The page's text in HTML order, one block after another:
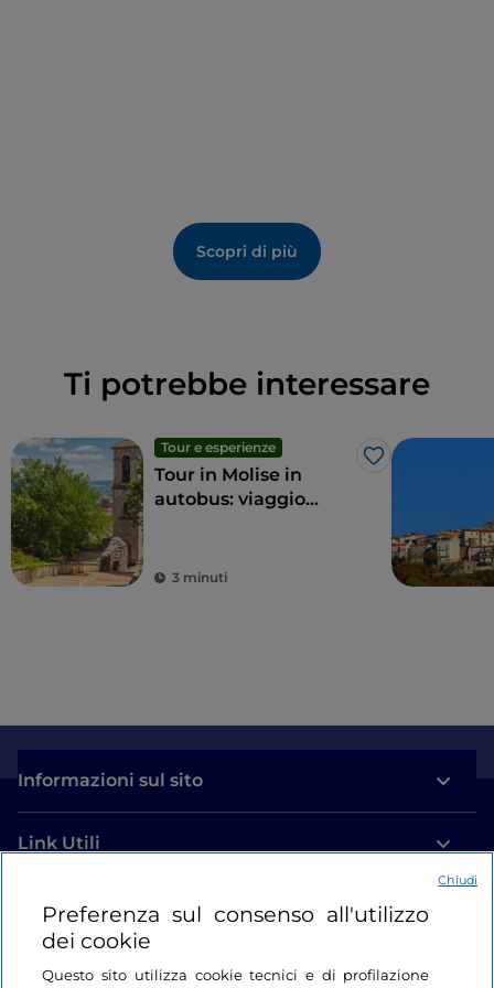
Scopri di più
Ti potrebbe interessare
Tour e esperienze
Like
Tour in Molise in
autobus: viaggio
regione
3 minuti
Informazioni sul sito
Link Utili
Login
Restiamo in contatto
Preferenza sul consenso all'utilizzo
dei cookie
Questo sito utilizza cookie tecnici e di profilazione
Chiudi